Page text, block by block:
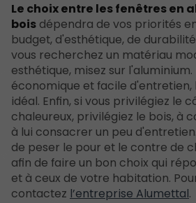
Le choix entre les fenêtres en
bois dépendra de vos priorités
budget, d'esthétique, de
vous recherchez un matériau
esthétique, misez sur l'aluminium.
économique et facile d'entretien,
idéal. Enfin, si vous privilégiez le
chaleureux, privilégiez le bois, à
à lui consacrer un peu
de peser le pour et le contre de
afin de faire un bon choix qui
et à ceux de votre habitation.
contactez l’entreprise Alumettal.